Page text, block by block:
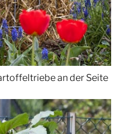
an der Seite